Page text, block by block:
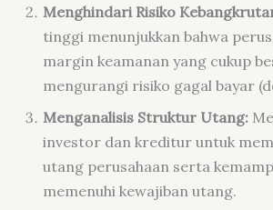
Menghindari Risiko
tinggi menunjukkan bahwa
margin keamanan yang cukup
mengurangi risiko gagal bayar
Menganalisis Struktur Utang:
investor dan kreditur untuk
utang perusahaan serta
memenuhi kewajiban utang.